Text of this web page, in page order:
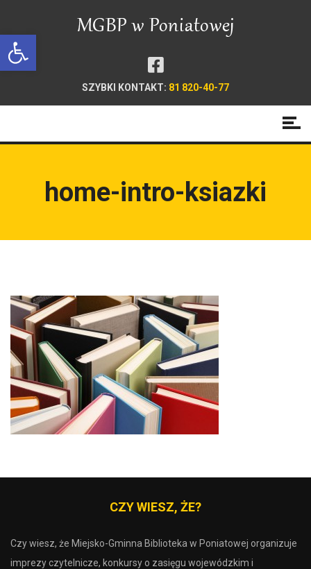
Open toolbar
SZYBKI KONTAKT: 81 820-40-77
home-intro-ksiazki
CZY WIESZ, ŻE?
Czy wiesz, że Miejsko-Gminna Biblioteka w Poniatowej organizuje
imprezy czytelnicze, konkursy o zasięgu wojewódzkim i